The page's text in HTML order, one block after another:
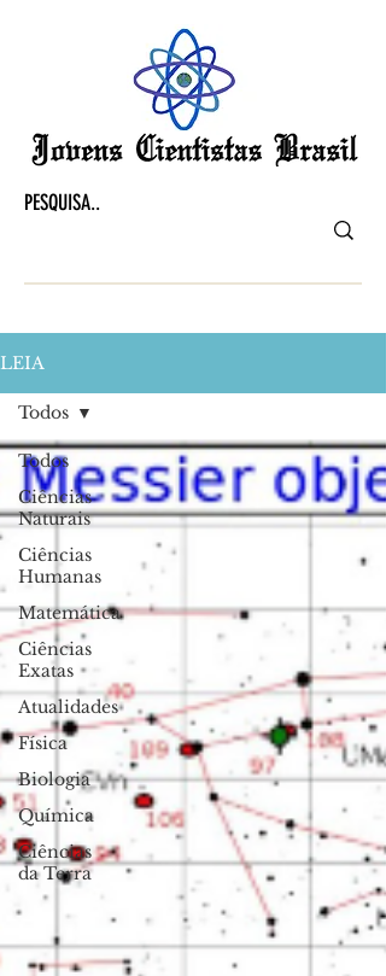
LEIA
Todos
Ciências
Naturais
Ciências
Humanas
Matemática
Ciências
Exatas
Atualidades
Física
Biologia
Química
Ciências
da Terra
Todos